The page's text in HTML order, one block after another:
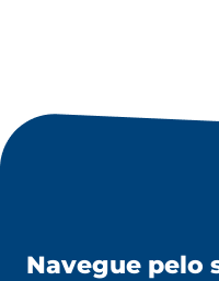
Navegue pelo